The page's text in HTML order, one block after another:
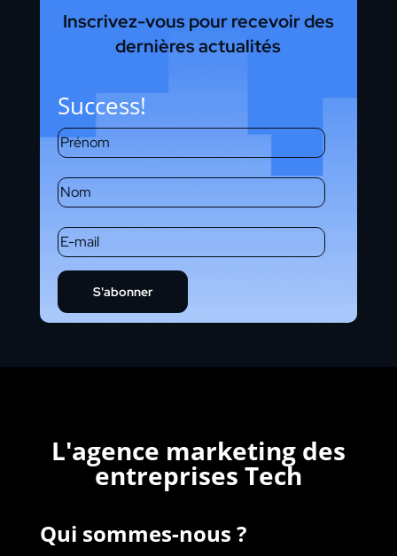
Inscrivez-vous pour recevoir des
dernières actualités
Success!
S'abonner
L'agence marketing des
entreprises Tech
Qui sommes-nous ?